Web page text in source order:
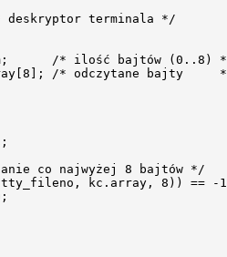
terminala */
/* ilość bajtów (0..8)
/* odczytane bajty
co najwyżej 8 bajtów */
kc.array, 8)) == -